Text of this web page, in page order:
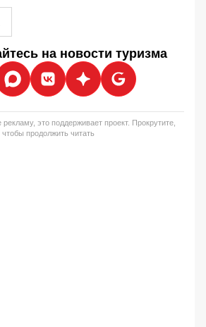
на новости туризма
это поддерживает проект. Прокрутите,
чтобы продолжить читать